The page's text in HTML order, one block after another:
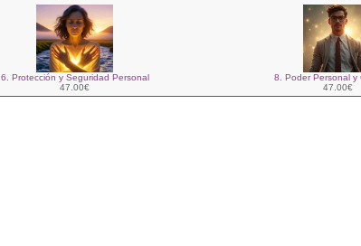
6. Protección y Seguridad Personal
47.00€
8. Poder Personal y
47.00€